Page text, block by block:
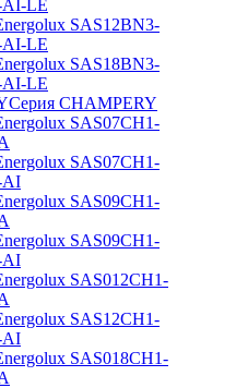
LE
SAS12BN3-
LE
SAS18BN3-
LE
Серия CHAMPERY
SAS07CH1-
SAS07CH1-
AI
SAS09CH1-
SAS09CH1-
AI
SAS012CH1-
SAS12CH1-
AI
SAS018CH1-